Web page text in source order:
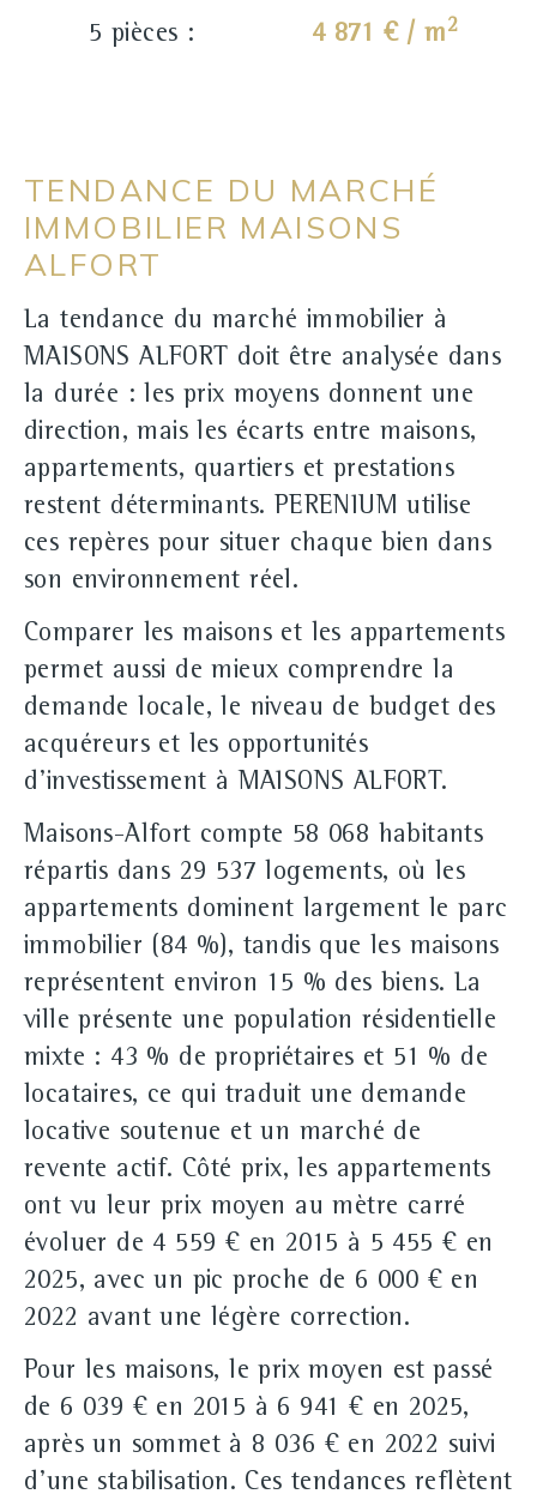
5 pièces : 4 871 € / m2
TENDANCE DU MARCHÉ
IMMOBILIER MAISONS
ALFORT
La tendance du marché immobilier à
MAISONS ALFORT doit être analysée dans
la durée : les prix moyens donnent une
direction, mais les écarts entre maisons,
appartements, quartiers et prestations
restent déterminants. PERENIUM utilise
ces repères pour situer chaque bien dans
son environnement réel.
Comparer les maisons et les appartements
permet aussi de mieux comprendre la
demande locale, le niveau de budget des
acquéreurs et les opportunités
d'investissement à MAISONS ALFORT.
Maisons-Alfort compte 58 068 habitants
répartis dans 29 537 logements, où les
appartements dominent largement le parc
immobilier (84 %), tandis que les maisons
représentent environ 15 % des biens. La
ville présente une population résidentielle
mixte : 43 % de propriétaires et 51 % de
locataires, ce qui traduit une demande
locative soutenue et un marché de
revente actif. Côté prix, les appartements
ont vu leur prix moyen au mètre carré
évoluer de 4 559 € en 2015 à 5 455 € en
2025, avec un pic proche de 6 000 € en
2022 avant une légère correction.
Pour les maisons, le prix moyen est passé
de 6 039 € en 2015 à 6 941 € en 2025,
après un sommet à 8 036 € en 2022 suivi
d'une stabilisation. Ces tendances reflètent